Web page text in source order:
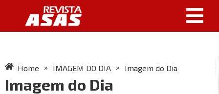
Home » IMAGEM DO DIA » Imagem do Dia
Imagem do Dia